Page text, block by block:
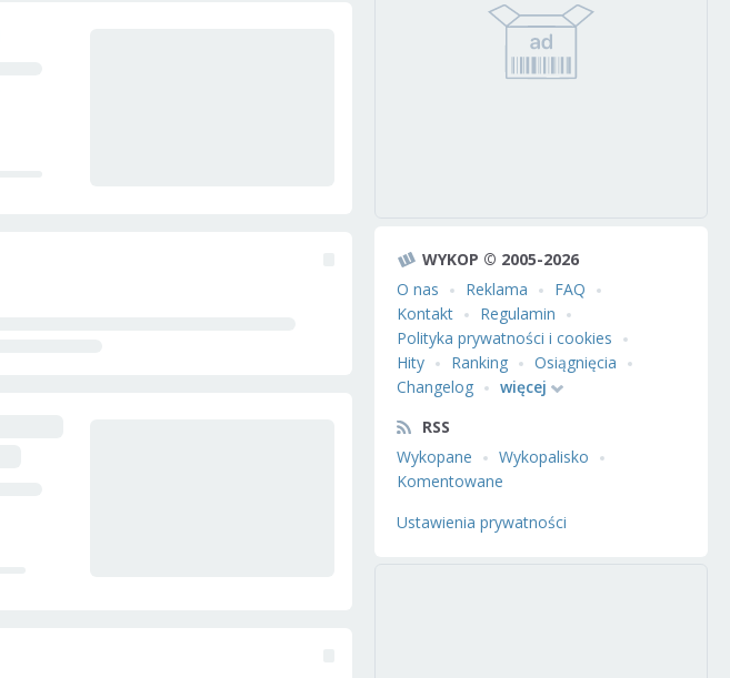
WYKOP © 2005-2026
O nas
Reklama
FAQ
Kontakt
Regulamin
Polityka prywatności i cookies
Hity
Ranking
Osiągnięcia
Changelog
więcej
RSS
Wykopane
Wykopalisko
Komentowane
Ustawienia prywatności